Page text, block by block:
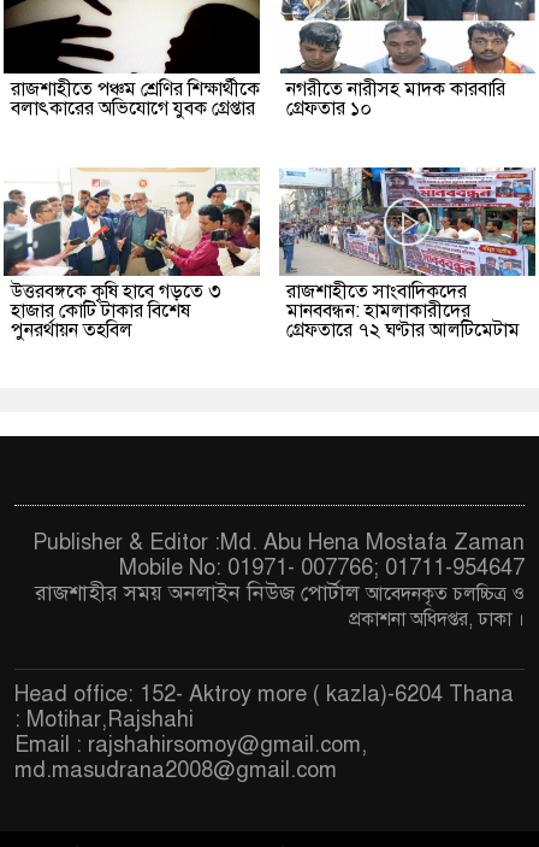
রাজশাহীতে পঞ্চম শ্রেণির শিক্ষার্থীকে
বলাৎকারের অভিযোগে যুবক গ্রেপ্তার
নগরীতে নারীসহ মাদক কারবারি
গ্রেফতার ১০
উত্তরবঙ্গকে কৃষি হাবে গড়তে ৩
হাজার কোটি টাকার বিশেষ
পুনরর্থায়ন তহবিল
রাজশাহীতে সাংবাদিকদের
মানববন্ধন: হামলাকারীদের
গ্রেফতারে ৭২ ঘণ্টার আলটিমেটাম
Publisher & Editor :Md. Abu Hena Mostafa Zaman
Mobile No: 01971- 007766; 01711-954647
রাজশাহীর সময় অনলাইন নিউজ পোর্টালআবেদনকৃত চলচ্চিত্র ও
প্রকাশনা অধিদপ্তর, ঢাকা ।
Head office: 152- Aktroy more ( kazla)-6204 Thana
: Motihar,Rajshahi
Email : rajshahirsomoy@gmail.com,
md.masudrana2008@gmail.com